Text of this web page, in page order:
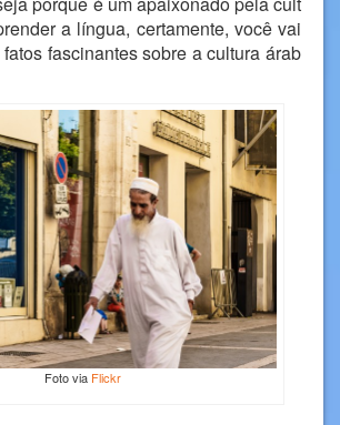
a língua, certamente, você vai
fascinantes sobre a cultura árab
Foto via Flickr